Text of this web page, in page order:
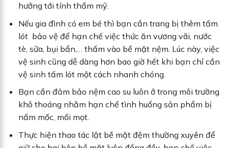
hưởng tới tính thẩm mỹ.
Nếu gia đình có em bé thì bạn cần trang bị thêm tấm
lót bảo vệ để hạn chế việc thức ăn vương vãi, nước
tè, sữa, bụi bẩn,… thấm vào bề mặt nệm. Lúc này, việc
vệ sinh cũng dễ dàng hơn bao giờ hết khi bạn chỉ cần
vệ sinh tấm lót một cách nhanh chóng.
Bạn cần đảm bảo nệm cao su luôn ở trong môi trường
khô thoáng nhằm hạn chế tình huống sản phẩm bị
nấm mốc, mối mọt.
Thực hiện thao tác lật bề mặt đệm thường xuyên để